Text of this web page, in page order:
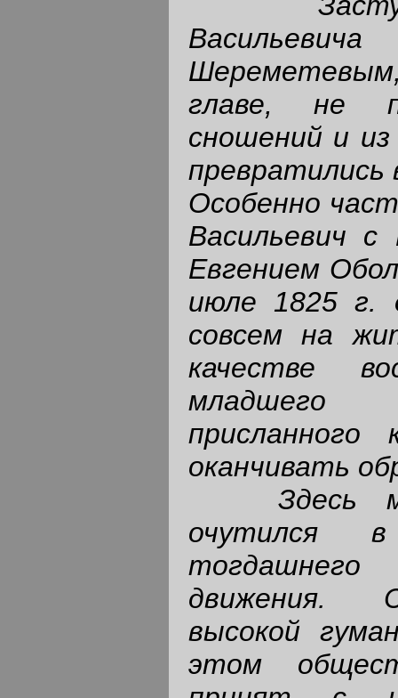
главе, не
сношений и из
превратились
Особенно
Васильевич
Евгением
июле 1825 г.
совсем на
качестве
оканчивать
Здесь
очутился
движения.
высокой
этом